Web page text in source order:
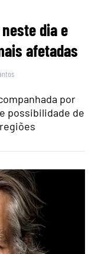
dia e
afetadas
por
possibilidade de